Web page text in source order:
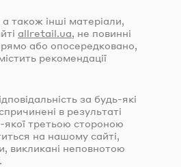
також інші матеріали,
allretail.ua, не повинні
або опосередковано,
рекомендації
за будь-які
в результаті
якої третьою стороною
на нашому сайті,
викликані неповнотою